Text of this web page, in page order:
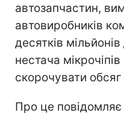
автозапчастин,
автовиробників
десятків
нестача
скорочувати
Про це повідомляє